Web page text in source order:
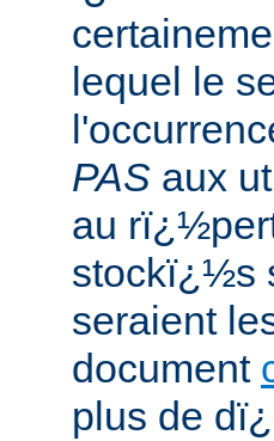
lequel le
PAS aux
au
stockï¿½s
seraient
document
plus de